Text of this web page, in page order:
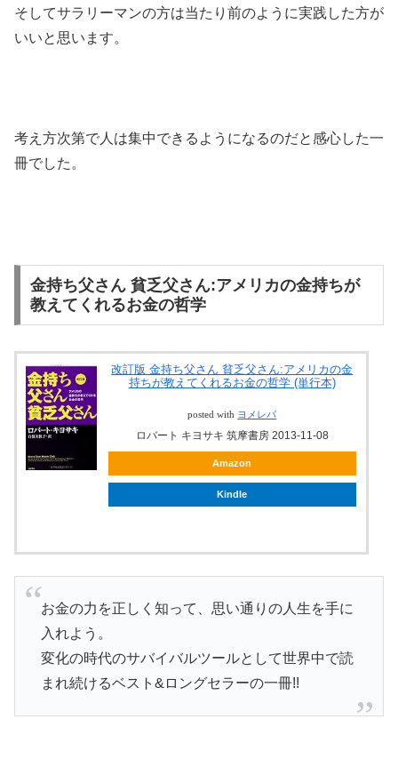
そしてサラリーマンの方は当たり前のように実践した方が
いいと思います。
考え方次第で人は集中できるようになるのだと感心した一
冊でした。
金持ち父さん 貧乏父さん:アメリカの金持ちが
教えてくれるお金の哲学
改訂版 金持ち父さん 貧乏父さん:アメリカの金
持ちが教えてくれるお金の哲学 (単行本)
posted with ヨメレバ
ロバート キヨサキ 筑摩書房 2013-11-08
Amazon
Kindle
お金の力を正しく知って、思い通りの人生を手に
入れよう。
変化の時代のサバイバルツールとして世界中で読
まれ続けるベスト&ロングセラーの一冊!!